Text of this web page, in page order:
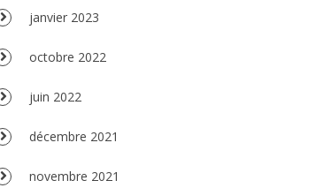
janvier 2023
octobre 2022
juin 2022
décembre 2021
novembre 2021